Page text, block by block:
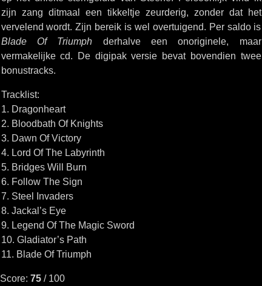
zijn zang ditmaal een tikkeltje zeurderig, zonder dat het
vervelend wordt. Zijn bereik is wel overtuigend. Per saldo is
Blade Of Triumph derhalve een onoriginele, maar
vermakelijke cd. De digipak versie bevat bovendien twee
bonustracks.
Tracklist:
1. Dragonheart
2. Bloodbath Of Knights
3. Dawn Of Victory
4. Lord Of The Labyrinth
5. Bridges Will Burn
6. Follow The Sign
7. Steel Invaders
8. Jackal’s Eye
9. Legend Of The Magic Sword
10. Gladiator’s Path
11. Blade Of Triumph
Score: 75/ 100